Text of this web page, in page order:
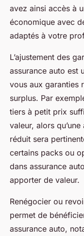
avez ainsi accès à
économique avec
adaptés à votre
L’ajustement des
assurance auto est
vous aux garanties
surplus. Par
tiers à petit prix
valeur, alors
réduit sera
certains packs ou
dans assurance
apporter de valeur.
Renégocier ou
permet de
assurance auto,